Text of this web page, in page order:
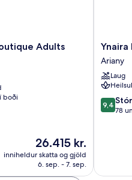
Adults
boði
Verðið
26.415 kr.
26.415 kr.
inniheldur skatta og gjöld
6. sep. - 7. sep.
Ynaira
Hotel
&
Spa
Ariany
Ynaira
Ariany
Laug
9.4
af
9,4
78